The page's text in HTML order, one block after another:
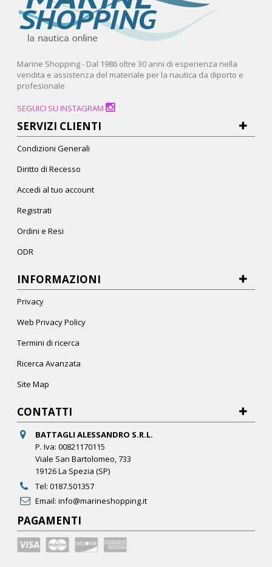
Marine Shopping - Dal 1986 oltre 30 anni di esperienza nella
vendita e assistenza del materiale per la nautica da diporto e
profesionale
SEGUICI SU INSTAGRAM
SERVIZI CLIENTI
Condizioni Generali
Diritto di Recesso
Accedi al tuo account
Registrati
Ordini e Resi
ODR
INFORMAZIONI
Privacy
Web Privacy Policy
Termini di ricerca
Ricerca Avanzata
Site Map
CONTATTI
BATTAGLI ALESSANDRO S.R.L.
P. Iva: 00821170115
Viale San Bartolomeo, 733
19126 La Spezia (SP)
Tel: 0187.501357
Email: info@marineshopping.it
PAGAMENTI